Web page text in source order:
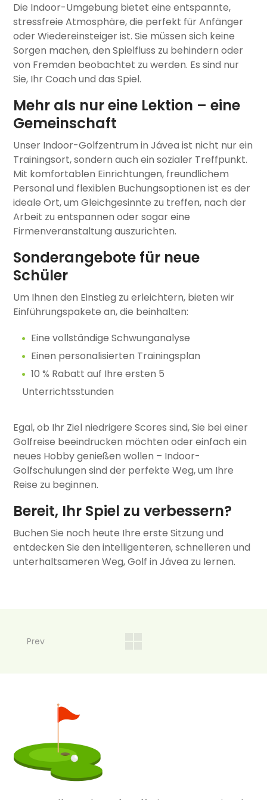
Die Indoor-Umgebung bietet eine entspannte,
stressfreie Atmosphäre, die perfekt für Anfänger
oder Wiedereinsteiger ist. Sie müssen sich keine
Sorgen machen, den Spielfluss zu behindern oder
von Fremden beobachtet zu werden. Es sind nur
Sie, Ihr Coach und das Spiel.
Mehr als nur eine Lektion – eine
Gemeinschaft
Unser Indoor-Golfzentrum in Jávea ist nicht nur ein
Trainingsort, sondern auch ein sozialer Treffpunkt.
Mit komfortablen Einrichtungen, freundlichem
Personal und flexiblen Buchungsoptionen ist es der
ideale Ort, um Gleichgesinnte zu treffen, nach der
Arbeit zu entspannen oder sogar eine
Firmenveranstaltung auszurichten.
Sonderangebote für neue
Schüler
Um Ihnen den Einstieg zu erleichtern, bieten wir
Einführungspakete an, die beinhalten:
Eine vollständige Schwunganalyse
Einen personalisierten Trainingsplan
10 % Rabatt auf Ihre ersten 5
Unterrichtsstunden
Egal, ob Ihr Ziel niedrigere Scores sind, Sie bei einer
Golfreise beeindrucken möchten oder einfach ein
neues Hobby genießen wollen – Indoor-
Golfschulungen sind der perfekte Weg, um Ihre
Reise zu beginnen.
Bereit, Ihr Spiel zu verbessern?
Buchen Sie noch heute Ihre erste Sitzung und
entdecken Sie den intelligenteren, schnelleren und
unterhaltsameren Weg, Golf in Jávea zu lernen.
Prev